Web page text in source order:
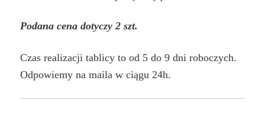
Podana cena dotyczy 2 szt.
Czas realizacji tablicy to od 5 do 9 dni roboczych.
Odpowiemy na maila w ciągu 24h.